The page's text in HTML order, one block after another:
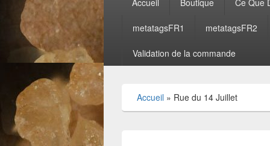
principal
metatagsFR1 metatagsFR2
Validation de la commande
Accueil » Rue du 14 Juillet